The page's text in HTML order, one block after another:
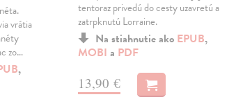
vrátia
zo…
,
tentoraz privedú do cesty uzavretú a
zatrpknutú Lorraine.
Na stiahnutie ako EPUB,
MOBI a PDF
13,90 €